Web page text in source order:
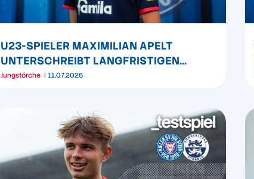
U23-SPIELER MAXIMILIAN APELT
UNTERSCHREIBT LANGFRISTIGEN
VERTRAG BEI DER KSV
Jungstörche 11.07.2026